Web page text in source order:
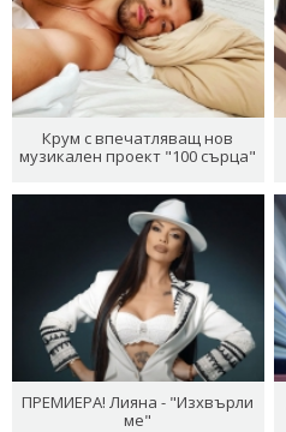
Крум с впечатляващ нов
музикален проект "100 сърца"
ПРЕМИЕРА! Лияна - "Изхвърли
ме"